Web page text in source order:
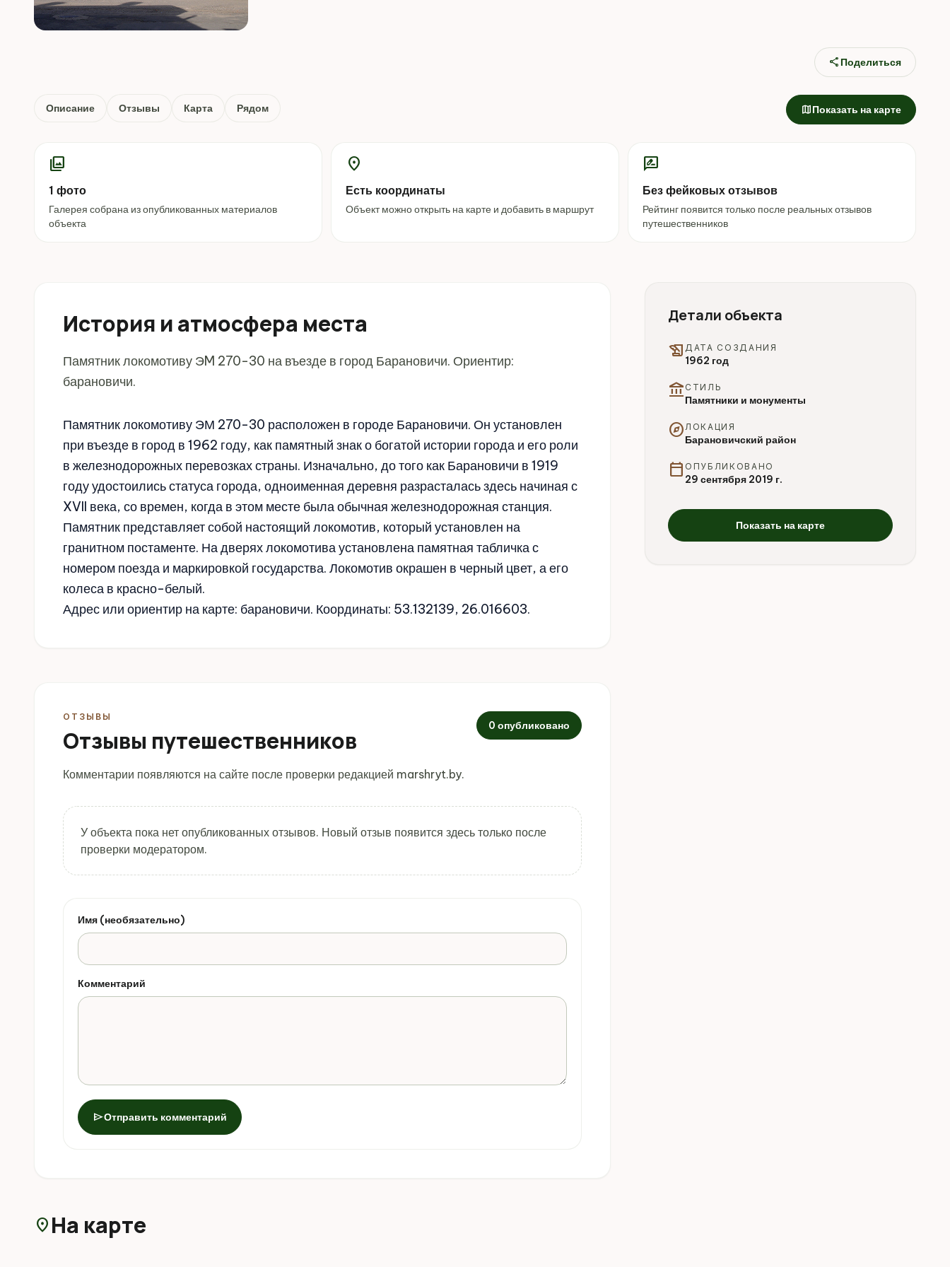
share Поделиться
Описание Отзывы Карта Рядом mapПоказать на карте
photo_library
1 фото
Галерея собрана из опубликованных материалов
объекта
location_on
Есть координаты
Объект можно открыть на карте и добавить в маршрут
rate_review
Без фейковых отзывов
Рейтинг появится только после реальных отзывов
путешественников
История и атмосфера места
Памятник локомотиву ЭM 270-30 на въезде в город Барановичи. Ориентир:
барановичи.
Памятник локомотиву ЭМ 270-30 расположен в городе Барановичи. Он установлен
при въезде в город в 1962 году, как памятный знак о богатой истории города и его роли
в железнодорожных перевозках страны. Изначально, до того как Барановичи в 1919
году удостоились статуса города, одноименная деревня разрасталась здесь начиная с
XVII века, со времен, когда в этом месте была обычная железнодорожная станция.
Памятник представляет собой настоящий локомотив, который установлен на
гранитном постаменте. На дверях локомотива установлена памятная табличка с
номером поезда и маркировкой государства. Локомотив окрашен в черный цвет, а его
колеса в красно-белый.
Адрес или ориентир на карте: барановичи. Координаты: 53.132139, 26.016603.
ОТЗЫВЫ
Отзывы путешественников
0 опубликовано
Комментарии появляются на сайте после проверки редакцией marshryt.by.
У объекта пока нет опубликованных отзывов. Новый отзыв появится здесь только после
проверки модератором.
Имя (необязательно)
Комментарий
sendОтправить комментарий
location_on На карте
Детали объекта
history_edu ДАТА СОЗДАНИЯ
1962 год
account_balance СТИЛЬ
Памятники и монументы
explore ЛОКАЦИЯ
Барановичский район
calendar_today ОПУБЛИКОВАНО
29 сентября 2019 г.
Показать на карте